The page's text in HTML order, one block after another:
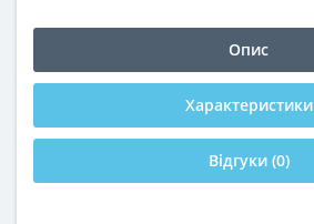
Опис
Характеристики
Відгуки (0)